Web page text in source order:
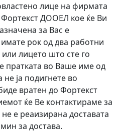
лице на фирмата
Фортекст ДООЕЛ кое ќе Ви
за Вас е
рок од два работни
лицето што сте го
пратката во Ваше име од
не ја подигнете во
вратен до Фортекст
ќе Ве контактираме за
е реаизирана доставата
за достава.